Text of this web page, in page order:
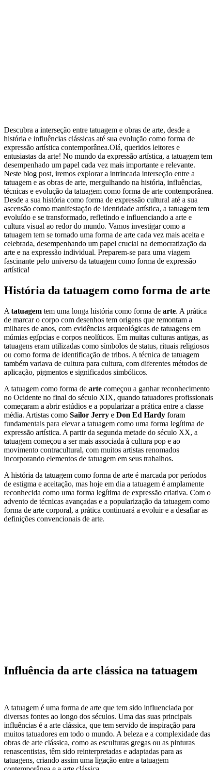
Descubra a interseção entre tatuagem e obras de arte, desde a
história e influências clássicas até sua evolução como forma de
expressão artística contemporânea.Olá, queridos leitores e
entusiastas da arte! No mundo da expressão artística, a tatuagem tem
desempenhado um papel cada vez mais importante e relevante.
Neste blog post, iremos explorar a intrincada interseção entre a
tatuagem e as obras de arte, mergulhando na história, influências,
técnicas e evolução da tatuagem como forma de arte contemporânea.
Desde a sua história como forma de expressão cultural até a sua
ascensão como manifestação de identidade artística, a tatuagem tem
evoluído e se transformado, refletindo e influenciando a arte e
cultura visual ao redor do mundo. Vamos investigar como a
tatuagem tem se tornado uma forma de arte cada vez mais aceita e
celebrada, desempenhando um papel crucial na democratização da
arte e na expressão individual. Preparem-se para uma viagem
fascinante pelo universo da tatuagem como forma de expressão
artística!
História da tatuagem como forma de arte
A tatuagem tem uma longa história como forma de arte. A prática
de marcar o corpo com desenhos tem origens que remontam a
milhares de anos, com evidências arqueológicas de tatuagens em
múmias egípcias e corpos neolíticos. Em muitas culturas antigas, as
tatuagens eram utilizadas como símbolos de status, rituais religiosos
ou como forma de identificação de tribos. A técnica de tatuagem
também variava de cultura para cultura, com diferentes métodos de
aplicação, pigmentos e significados simbólicos.
A tatuagem como forma de arte começou a ganhar reconhecimento
no Ocidente no final do século XIX, quando tatuadores profissionais
começaram a abrir estúdios e a popularizar a prática entre a classe
média. Artistas como Sailor Jerry e Don Ed Hardy foram
fundamentais para elevar a tatuagem como uma forma legítima de
expressão artística. A partir da segunda metade do século XX, a
tatuagem começou a ser mais associada à cultura pop e ao
movimento contracultural, com muitos artistas renomados
incorporando elementos de tatuagem em seus trabalhos.
A história da tatuagem como forma de arte é marcada por períodos
de estigma e aceitação, mas hoje em dia a tatuagem é amplamente
reconhecida como uma forma legítima de expressão criativa. Com o
advento de técnicas avançadas e a popularização da tatuagem como
forma de arte corporal, a prática continuará a evoluir e a desafiar as
definições convencionais de arte.
Influência da arte clássica na tatuagem
A tatuagem é uma forma de arte que tem sido influenciada por
diversas fontes ao longo dos séculos. Uma das suas principais
influências é a arte clássica, que tem servido de inspiração para
muitos tatuadores em todo o mundo. A beleza e a complexidade das
obras de arte clássica, como as esculturas gregas ou as pinturas
renascentistas, têm sido reinterpretadas e adaptadas para as
tatuagens, criando assim uma ligação entre a tatuagem